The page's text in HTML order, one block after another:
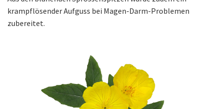
krampflösender Aufguss bei Magen-Darm-Problemen
zubereitet.